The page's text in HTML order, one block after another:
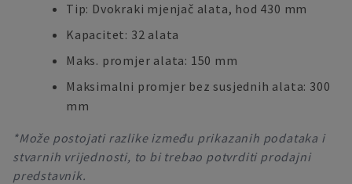
Tip: Dvokraki mjenjač alata, hod 430 mm
Kapacitet: 32 alata
Maks. promjer alata: 150 mm
Maksimalni promjer bez susjednih alata: 300
mm
*Može postojati razlike između prikazanih podataka i
stvarnih vrijednosti, to bi trebao potvrditi prodajni
predstavnik.